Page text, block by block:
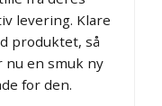
levering. Klare
produktet, så
nu en smuk ny
for den.